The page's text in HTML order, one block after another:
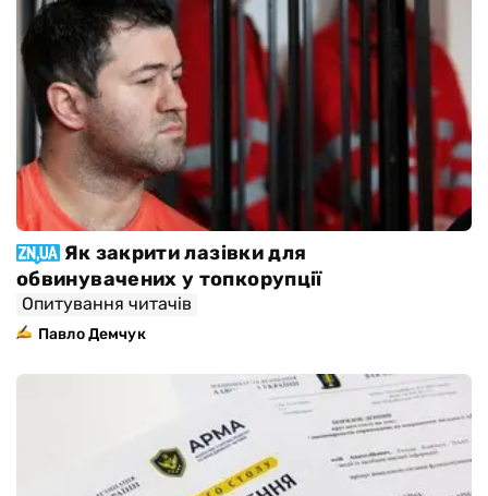
Як закрити лазівки для
обвинувачених у топкорупції
Опитування читачів
Павло Демчук